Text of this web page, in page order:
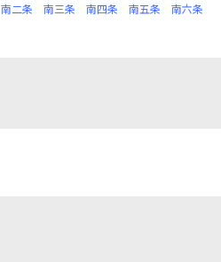
南二条 南三条 南四条 南五条
南六条